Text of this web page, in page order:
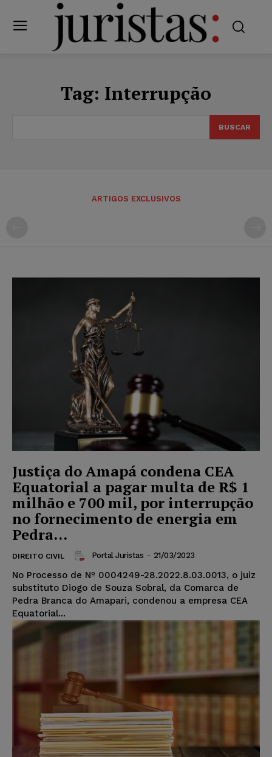
Tag: Interrupção
BUSCAR
ARTIGOS EXCLUSIVOS
Justiça do Amapá condena CEA
Equatorial a pagar multa de R$ 1
milhão e 700 mil, por interrupção
no fornecimento de energia em
Pedra...
DIREITO CIVIL Portal Juristas - 21/03/2023
No Processo de Nº 0004249-28.2022.8.03.0013, o juiz
substituto Diogo de Souza Sobral, da Comarca de
Pedra Branca do Amapari, condenou a empresa CEA
Equatorial...